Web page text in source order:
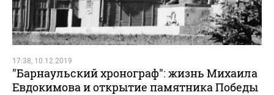
17:38, 10.12.2019
"Барнаульский хронограф": жизнь Михаила
Евдокимова и открытие памятника Победы